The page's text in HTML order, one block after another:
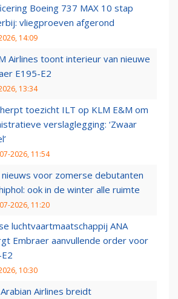
Boeing 737 MAX 10 stap
vliegproeven afgerond
14:09
Airlines toont interieur van nieuwe
E195-E2
13:34
toezicht ILT op KLM E&M om
verslaglegging: ‘Zwaar
2026, 11:54
voor zomerse debutanten
ook in de winter alle ruimte
2026, 11:20
luchtvaartmaatschappij ANA
Embraer aanvullende order voor
10:30
Airlines breidt